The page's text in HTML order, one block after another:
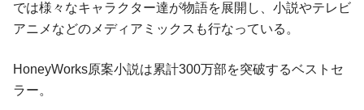
では様々なキャラクター達が物語を展開し、小説やテレビ
アニメなどのメディアミックスも行なっている。
HoneyWorks原案小説は累計300万部を突破するベストセ
ラー。